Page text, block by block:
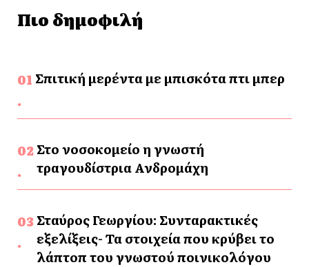
Πιο δημοφιλή
Σπιτική μερέντα με μπισκότα πτι μπερ
Στο νοσοκομείο η γνωστή
τραγουδίστρια Ανδρομάχη
Σταύρος Γεωργίου: Συνταρακτικές
εξελίξεις- Τα στοιχεία που κρύβει το
λάπτοπ του γνωστού ποινικολόγου